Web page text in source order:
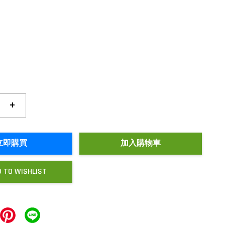
+
即購買 加入購物車
TO WISHLIST